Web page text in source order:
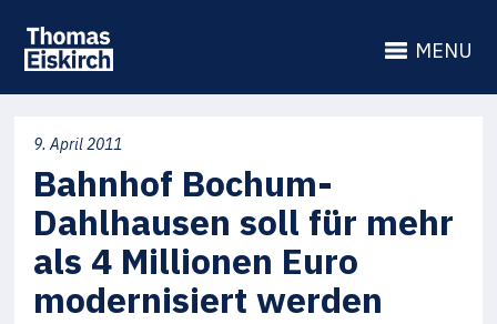
MENU
9. April 2011
Bahnhof Bochum-
Dahlhausen soll für mehr
als 4 Millionen Euro
modernisiert werden